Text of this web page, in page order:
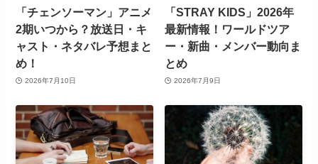
「チェンソーマン」アニメ
2期いつから？放送日・キ
ャスト・ネタバレ予想まと
め！
2026年7月10日
「STRAY KIDS」2026年
最新情報！ワールドツア
ー・新曲・メンバー動向ま
とめ
2026年7月9日